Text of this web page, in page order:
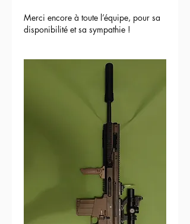
Merci encore à toute l’équipe, pour sa
disponibilité et sa sympathie !